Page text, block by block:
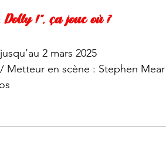
Dolly !”, ça joue où ?
2 mars 2025
Metteur en scène : Stephen Mear